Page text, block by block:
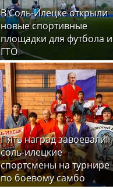
В Соль-Илецке открыли
новые спортивные
площадки для футбола и
ГТО
Пять наград завоевали
соль-илецкие
спортсмены на турнире
по боевому самбо